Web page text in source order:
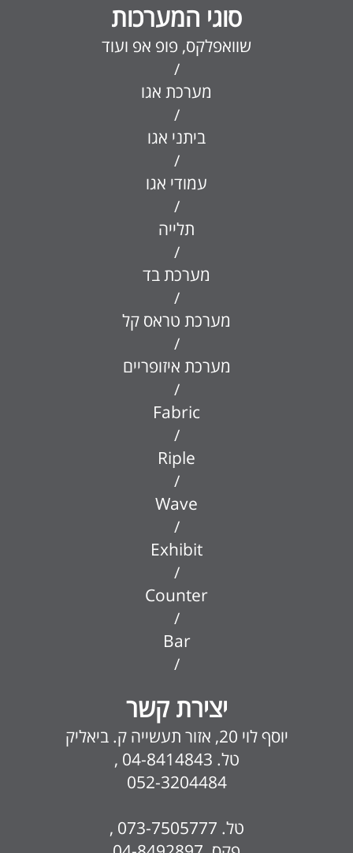
סוגי המערכות
שוואפלקס, פופ אפ ועוד
/
מערכת אגו
/
ביתני אגו
/
עמודי אגו
/
תלייה
/
מערכת בד
/
מערכת טראס קל
/
מערכת איזופריים
/
Fabric
/
Riple
/
Wave
/
Exhibit
/
Counter
/
Bar
/
יצירת קשר
יוסף לוי 20, אזור תעשייה ק. ביאליק
טל. 04-8414843 ,
052-3204484
טל. 073-7505777 ,